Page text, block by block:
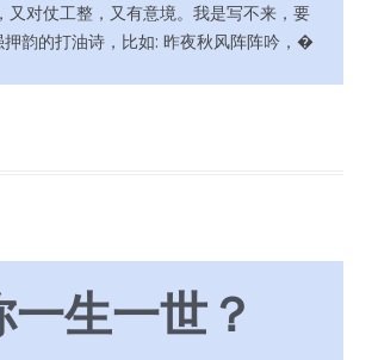
又对仗工整，又有意境。我是写不来，要
押韵的打油诗，比如: 昨夜秋风阵阵吟，�
生一世？